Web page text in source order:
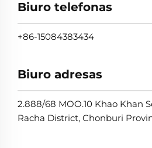
Biuro telefonas
+86-15084383434
Biuro adresas
2.888/68 MOO.10 Khao Khan
Racha District, Chonburi